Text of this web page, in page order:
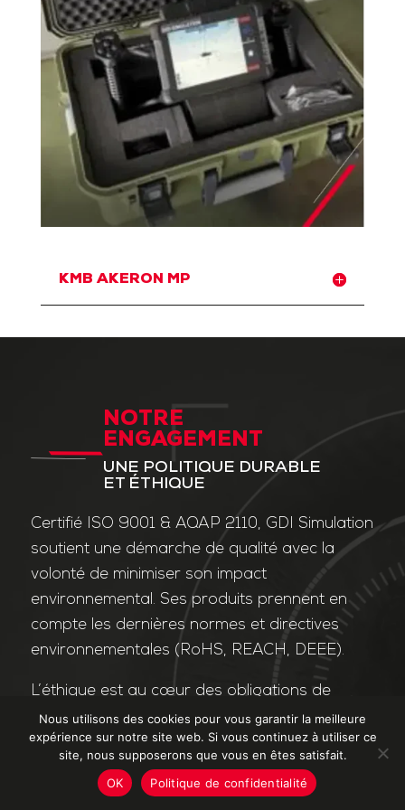
KMB AKERON MP
NOTRE
ENGAGEMENT
UNE POLITIQUE DURABLE
ET ÉTHIQUE
Certifié ISO 9001 & AQAP 2110, GDI Simulation
soutient une démarche de qualité avec la
volonté de minimiser son impact
environnemental. Ses produits prennent en
compte les dernières normes et directives
environnementales (RoHS, REACH, DEEE).
L’éthique est au cœur des obligations de
l’entreprise et de ses valeurs. Nos affaires
sont conduites dans le strict respect des
différentes lois applicables dans le domaine
de la lutte contre la corruption et le trafic
Nous utilisons des cookies pour vous garantir la meilleure
expérience sur notre site web. Si vous continuez à utiliser ce
site, nous supposerons que vous en êtes satisfait.
OK
Politique de confidentialité